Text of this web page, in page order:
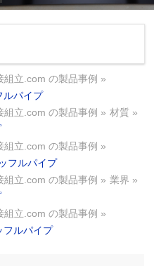
組立.com の製品事例 »
ルパイプ
組立.com の製品事例 » 材質 »
組立.com の製品事例 »
フルパイプ
組立.com の製品事例 » 業界 »
組立.com の製品事例 »
フルパイプ